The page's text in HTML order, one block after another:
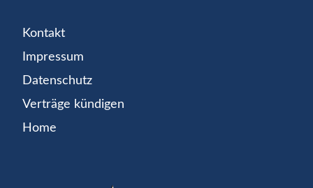
Kontakt
Impressum
Datenschutz
Verträge kündigen
Home